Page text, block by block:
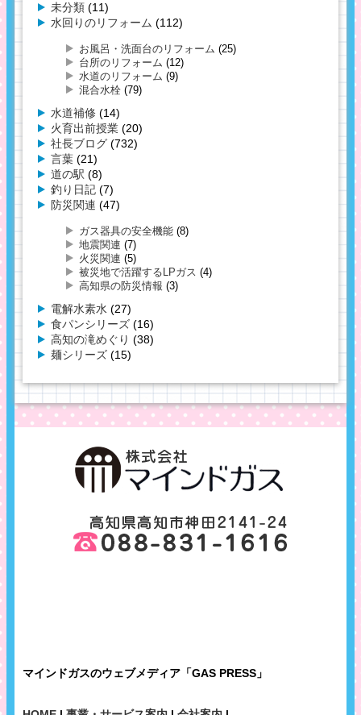
未分類 (11)
水回りのリフォーム (112)
お風呂・洗面台のリフォーム (25)
台所のリフォーム (12)
水道のリフォーム (9)
混合水栓 (79)
水道補修 (14)
火育出前授業 (20)
社長ブログ (732)
言葉 (21)
道の駅 (8)
釣り日記 (7)
防災関連 (47)
ガス器具の安全機能 (8)
地震関連 (7)
火災関連 (5)
被災地で活躍するLPガス (4)
高知県の防災情報 (3)
電解水素水 (27)
食パンシリーズ (16)
高知の滝めぐり (38)
麺シリーズ (15)
マインドガスのウェブメディア「GAS PRESS」